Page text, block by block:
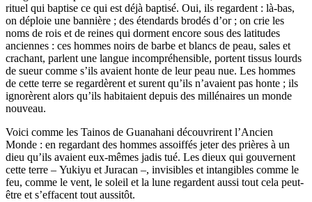
rituel qui baptise ce qui est déjà baptisé. Oui, ils regardent : là-bas,
on déploie une bannière ; des étendards brodés d’or ; on crie les
noms de rois et de reines qui dorment encore sous des latitudes
anciennes : ces hommes noirs de barbe et blancs de peau, sales et
crachant, parlent une langue incompréhensible, portent tissus lourds
de sueur comme s’ils avaient honte de leur peau nue. Les hommes
de cette terre se regardèrent et surent qu’ils n’avaient pas honte ; ils
ignorèrent alors qu’ils habitaient depuis des millénaires un monde
nouveau.
Voici comme les Tainos de Guanahani découvrirent l’Ancien
Monde : en regardant des hommes assoiffés jeter des prières à un
dieu qu’ils avaient eux-mêmes jadis tué. Les dieux qui gouvernent
cette terre – Yukiyu et Juracan –, invisibles et intangibles comme le
feu, comme le vent, le soleil et la lune regardent aussi tout cela peut-
être et s’effacent tout aussitôt.